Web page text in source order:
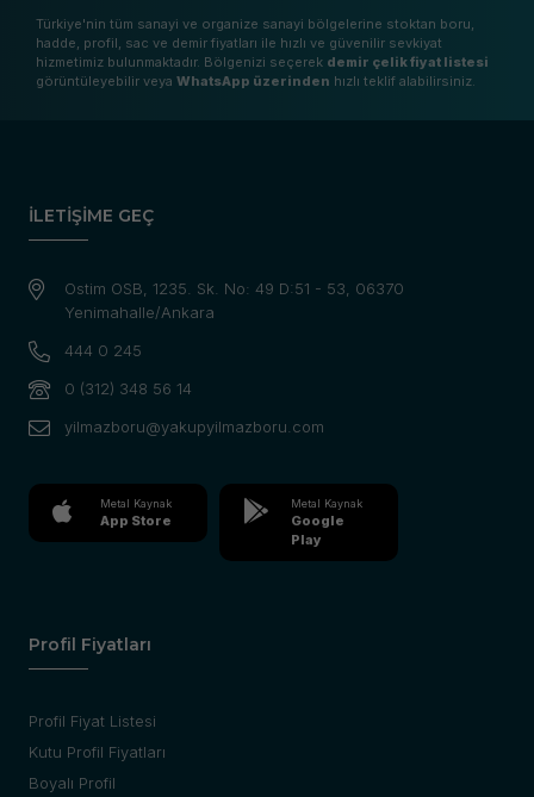
Türkiye'nin tüm sanayi ve organize sanayi bölgelerine stoktan boru,
hadde, profil, sac ve demir fiyatları ile hızlı ve güvenilir sevkiyat
hizmetimiz bulunmaktadır. Bölgenizi seçerek demir çelik fiyat listesi
görüntüleyebilir veya WhatsApp üzerinden hızlı teklif alabilirsiniz.
İLETİŞİME GEÇ
Ostim OSB, 1235. Sk. No: 49 D:51 - 53, 06370
Yenimahalle/Ankara
444 0 245
0 (312) 348 56 14
yilmazboru@yakupyilmazboru.com
Metal Kaynak
App Store
Metal Kaynak
Google
Play
Profil Fiyatları
Profil Fiyat Listesi
Kutu Profil Fiyatları
Boyalı Profil